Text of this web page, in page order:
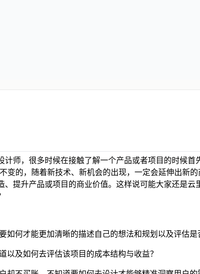
师，很多时候在接触了解一个产品或者项目的时候首
的，随着新技术、新机会的出现，一定会延伸出新
提升产品或项目的商业价值。这样说可能大家还是云
如何才能更加清晰的描述自己的想法和规划以及评估是
及如何去评估该项目的成本结构与收益？